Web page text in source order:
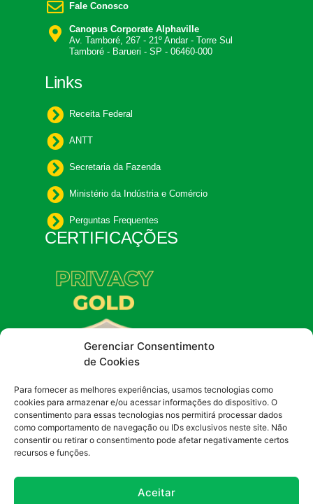
Gerenciar Consentimento
de Cookies
Para fornecer as melhores experiências, usamos tecnologias como
cookies para armazenar e/ou acessar informações do dispositivo. O
consentimento para essas tecnologias nos permitirá processar dados
como comportamento de navegação ou IDs exclusivos neste site. Não
consentir ou retirar o consentimento pode afetar negativamente certos
recursos e funções.
Aceitar
Fale Conosco
Canopus Corporate Alphaville
Av. Tamboré, 267 - 21º Andar - Torre Sul
Tamboré - Barueri - SP - 06460-000
Links
Receita Federal
ANTT
Secretaria da Fazenda
Ministério da Indústria e Comércio
Perguntas Frequentes
CERTIFICAÇÕES